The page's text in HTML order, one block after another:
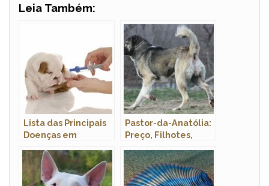
Leia Também:
Lista das Principais
Doenças em
e Tratamento
Pastor-da-Anatólia:
Preço, Filhotes,